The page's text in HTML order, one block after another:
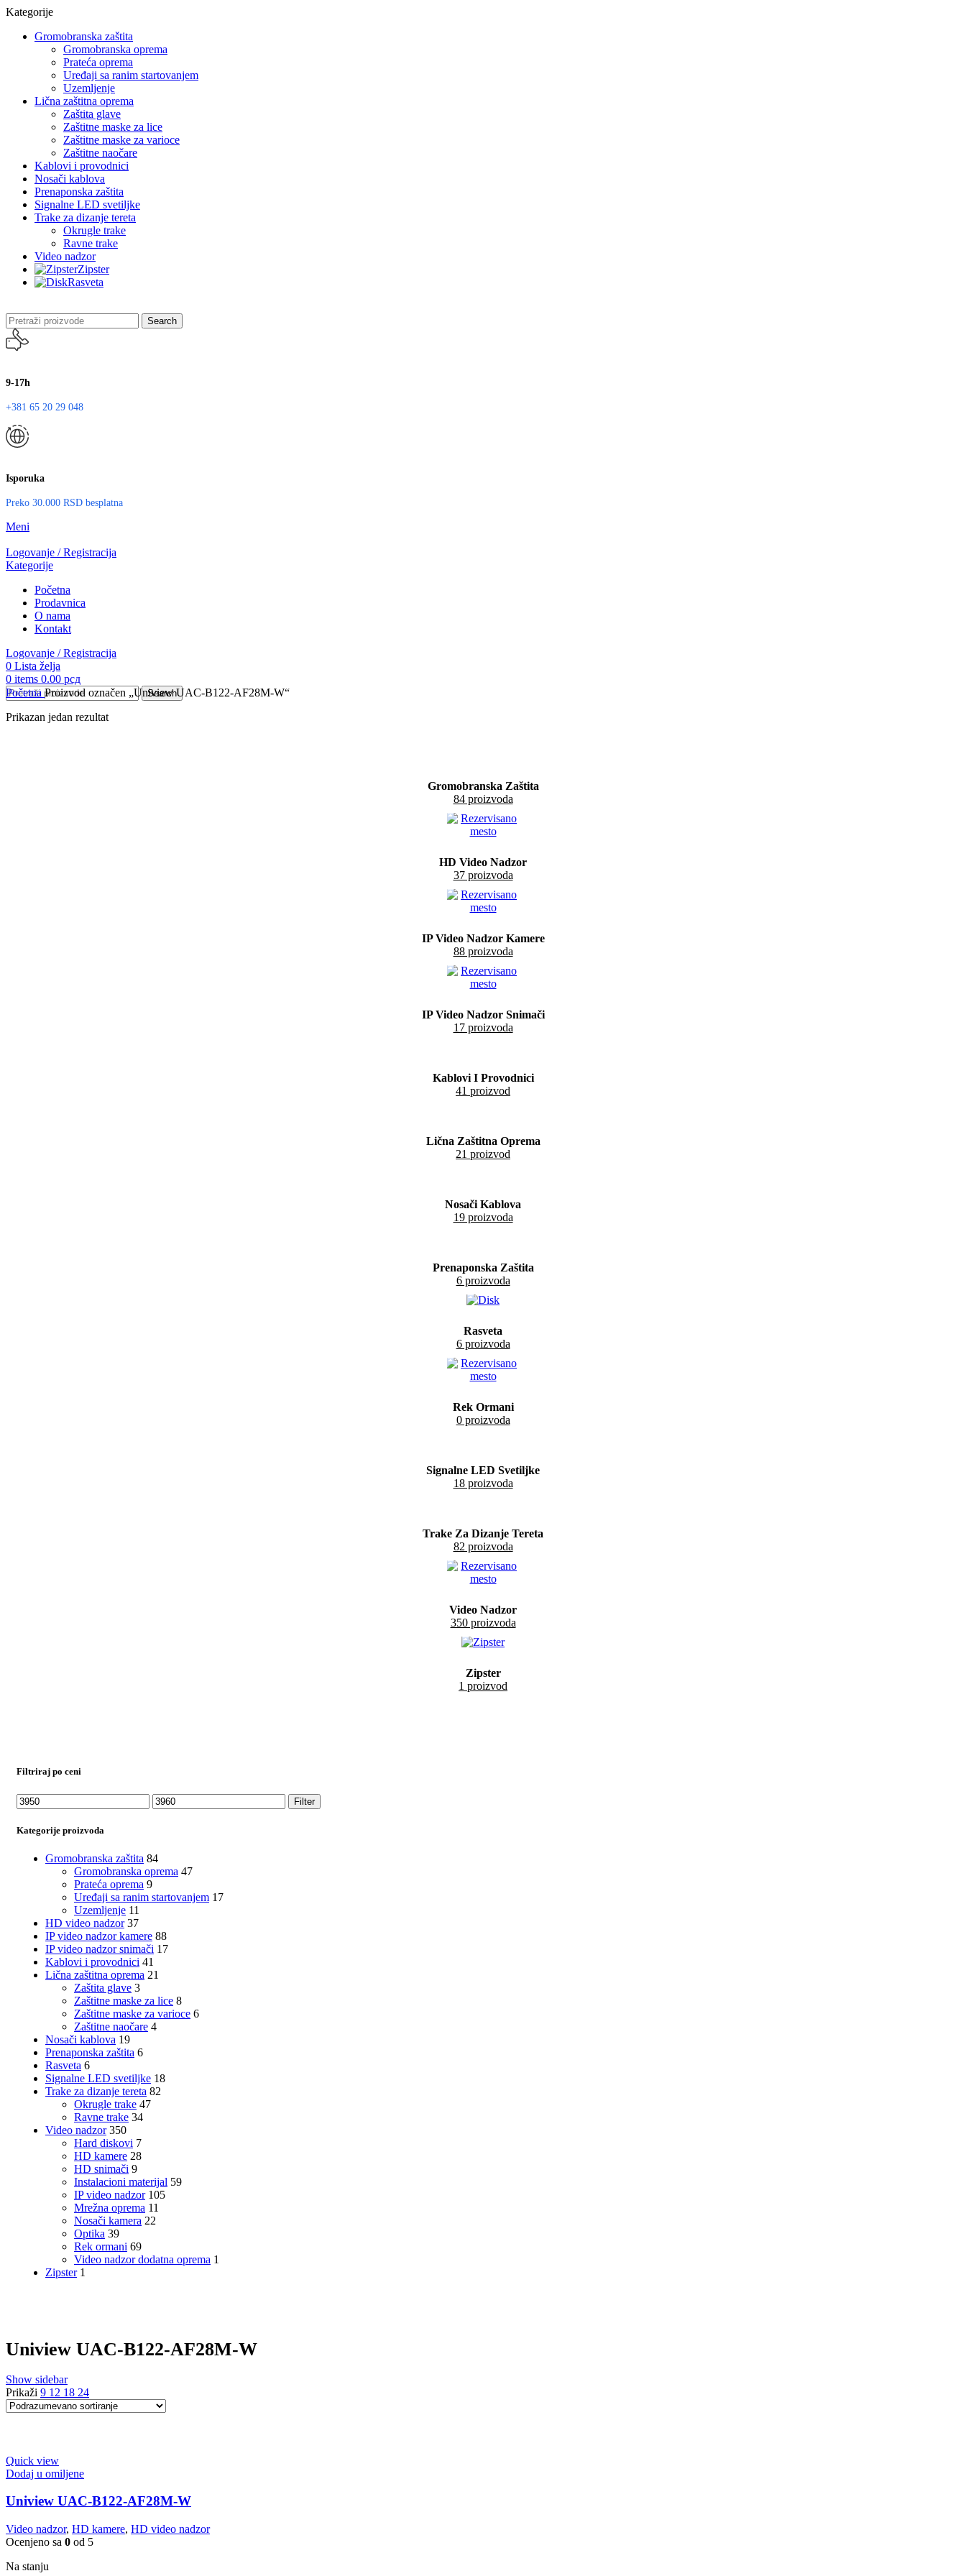
Kategorije
Gromobranska zaštita
Gromobranska oprema
Prateća oprema
Uređaji sa ranim startovanjem
Uzemljenje
Lična zaštitna oprema
Zaštita glave
Zaštitne maske za lice
Zaštitne maske za varioce
Zaštitne naočare
Kablovi i provodnici
Nosači kablova
Prenaponska zaštita
Signalne LED svetiljke
Trake za dizanje tereta
Okrugle trake
Ravne trake
Video nadzor
Zipster
Rasveta
Search
9-17h
+381 65 20 29 048
Isporuka
Preko 30.000 RSD besplatna
Meni
Logovanje / Registracija
Kategorije
Početna
Prodavnica
O nama
Kontakt
Logovanje / Registracija
0 Lista želja
0 items 0.00 рсд
Search
Početna Proizvod označen „Uniview UAC-B122-AF28M-W“
Prikazan jedan rezultat
Gromobranska Zaštita
84 proizvoda
HD Video Nadzor
37 proizvoda
IP Video Nadzor Kamere
88 proizvoda
IP Video Nadzor Snimači
17 proizvoda
Kablovi I Provodnici
41 proizvod
Lična Zaštitna Oprema
21 proizvod
Nosači Kablova
19 proizvoda
Prenaponska Zaštita
6 proizvoda
Rasveta
6 proizvoda
Rek Ormani
0 proizvoda
Signalne LED Svetiljke
18 proizvoda
Trake Za Dizanje Tereta
82 proizvoda
Video Nadzor
350 proizvoda
Zipster
1 proizvod
Filtriraj po ceni
Minimalna
cena
Maksimalna
cena
Filter
Kategorije proizvoda
Gromobranska zaštita 84
Gromobranska oprema 47
Prateća oprema 9
Uređaji sa ranim startovanjem 17
Uzemljenje 11
HD video nadzor 37
IP video nadzor kamere 88
IP video nadzor snimači 17
Kablovi i provodnici 41
Lična zaštitna oprema 21
Zaštita glave 3
Zaštitne maske za lice 8
Zaštitne maske za varioce 6
Zaštitne naočare 4
Nosači kablova 19
Prenaponska zaštita 6
Rasveta 6
Signalne LED svetiljke 18
Trake za dizanje tereta 82
Okrugle trake 47
Ravne trake 34
Video nadzor 350
Hard diskovi 7
HD kamere 28
HD snimači 9
Instalacioni materijal 59
IP video nadzor 105
Mrežna oprema 11
Nosači kamera 22
Optika 39
Rek ormani 69
Video nadzor dodatna oprema 1
Zipster 1
Uniview UAC-B122-AF28M-W
Show sidebar
Prikaži 9 12 18 24
Quick view
Dodaj u omiljene
Uniview UAC-B122-AF28M-W
Video nadzor, HD kamere, HD video nadzor
Ocenjeno sa 0 od 5
Na stanju